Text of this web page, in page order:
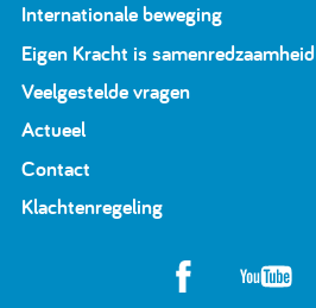
Internationale beweging
Eigen Kracht is samenredzaamheid
Veelgestelde vragen
Actueel
Contact
Klachtenregeling